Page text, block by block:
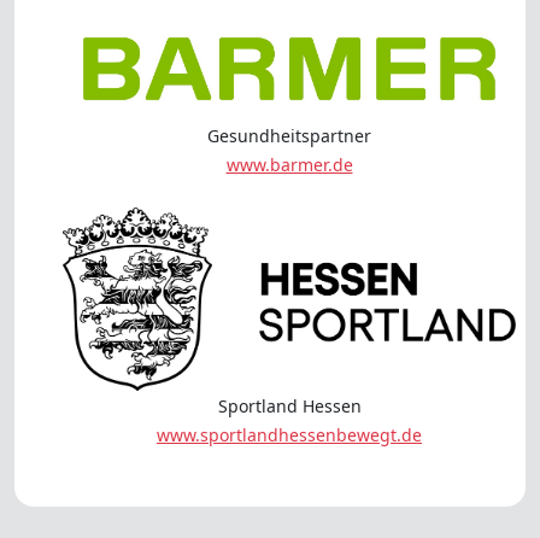
Gesundheitspartner
www.barmer.de
Sportland Hessen
www.sportlandhessenbewegt.de